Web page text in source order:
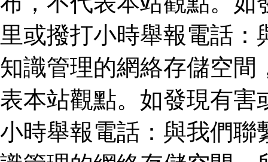
里或撥打小時舉報電話
知識管理的網絡存儲空間
表本站觀點。如發現有害
小時舉報電話：與我們聯